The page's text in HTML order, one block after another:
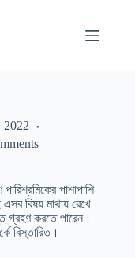
2022
পাশাপাশি
বিষয় মাথায় রেখে
গ্রহণ করতে পারেন।
বিস্তারিত।